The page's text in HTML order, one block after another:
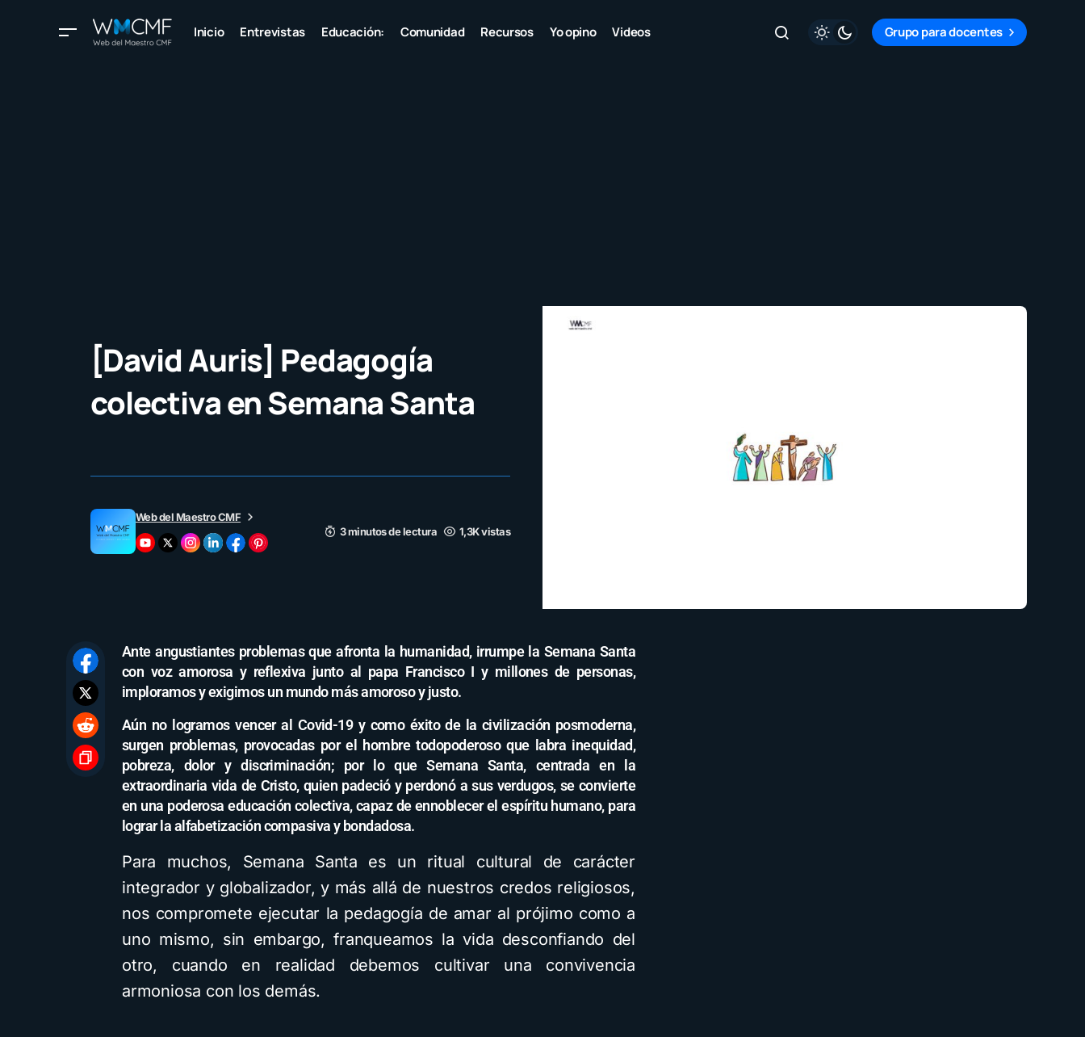
Inicio Entrevistas Educación: Comunidad Recursos Yo opino Videos Grupo para docentes
[David Auris] Pedagogía
colectiva en Semana Santa
Web del Maestro CMF
3 minutos de lectura
1,3K vistas
Ante angustiantes problemas que afronta la humanidad, irrumpe la Semana Santa
con voz amorosa y reflexiva junto al papa Francisco I y millones de personas,
imploramos y exigimos un mundo más amoroso y justo.
Aún no logramos vencer al Covid-19 y como éxito de la civilización posmoderna,
surgen problemas, provocadas por el hombre todopoderoso que labra inequidad,
pobreza, dolor y discriminación; por lo que Semana Santa, centrada en la
extraordinaria vida de Cristo, quien padeció y perdonó a sus verdugos, se convierte
en una poderosa educación colectiva, capaz de ennoblecer el espíritu humano, para
lograr la alfabetización compasiva y bondadosa.
Para muchos, Semana Santa es un ritual cultural de carácter
integrador y globalizador, y más allá de nuestros credos religiosos,
nos compromete ejecutar la pedagogía de amar al prójimo como a
uno mismo, sin embargo, franqueamos la vida desconfiando del
otro, cuando en realidad debemos cultivar una convivencia
armoniosa con los demás.